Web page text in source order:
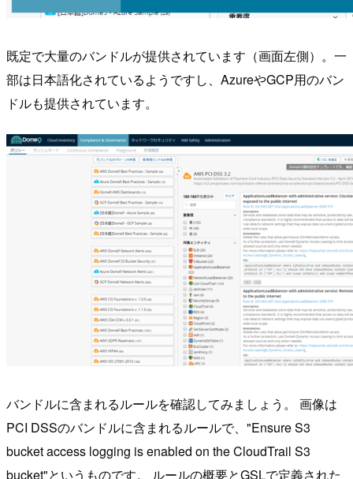
既定で大量のバンドルが提供されています（画面左側）。一
部は日本語化されているようですし、AzureやGCP用のバン
ドルも提供されています。
バンドルに含まれるルールを確認してみましょう。 画像は
PCI DSSのバンドルに含まれるルールで、"Ensure S3
bucket access logging is enabled on the CloudTrail S3
bucket"というものです。 ルールの概要とGSLで定義された